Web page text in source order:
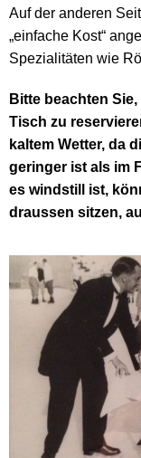
Auf der anderen
„einfache Kost“
Spezialitäten wie
Bitte beachten
Tisch zu
kaltem Wetter, da
geringer ist als im
es windstill ist,
draussen sitzen,